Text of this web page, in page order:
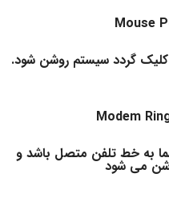
گردد سیستم روشن شود.
شما به خط تلفن متصل باشد و
می شود